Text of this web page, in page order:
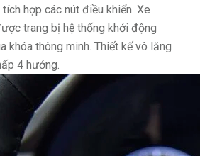
hợp các nút điều khiển. Xe
trang bị hệ thống khởi động
khóa thông minh. Thiết kế vô lăng
4 hướng.